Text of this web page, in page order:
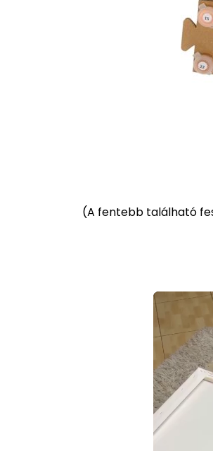
(A fentebb található